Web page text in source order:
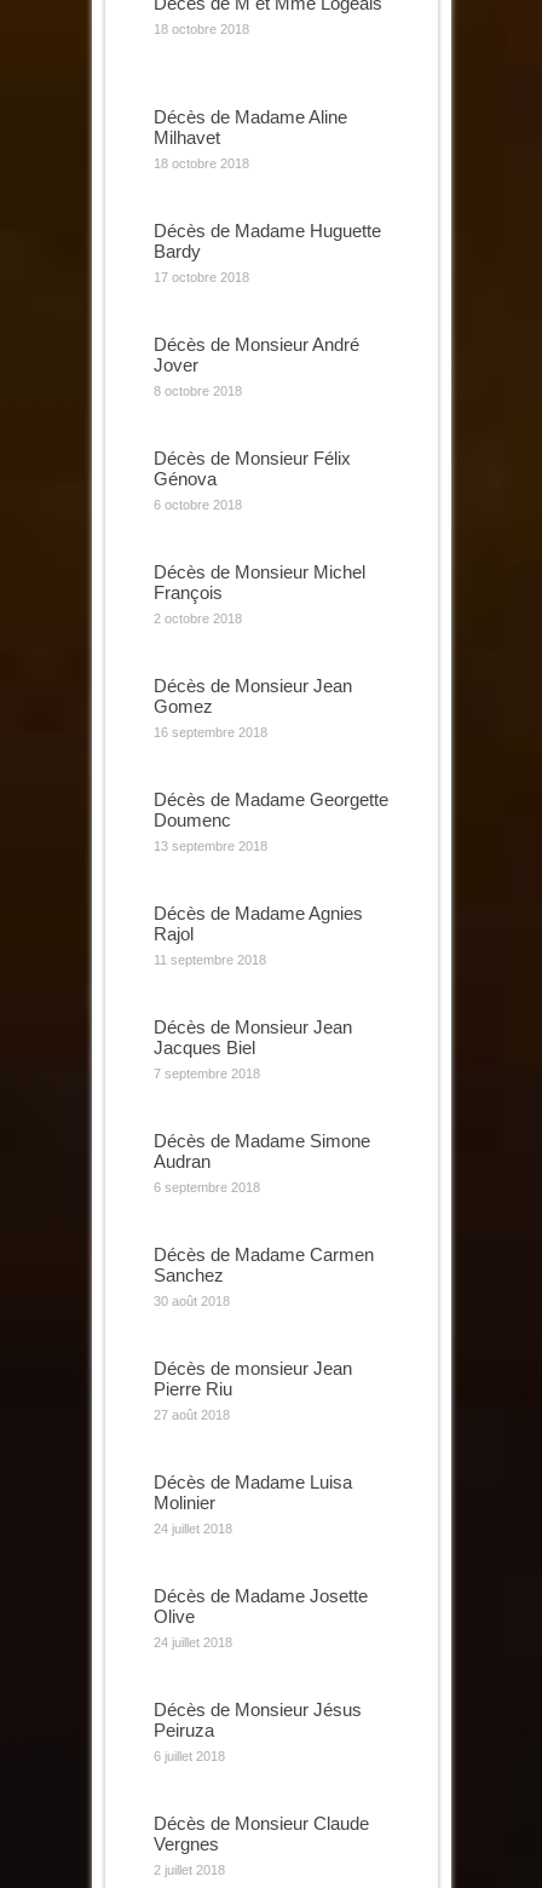
18 octobre 2018
Décès de Madame Aline
Milhavet
18 octobre 2018
Décès de Madame Huguette
Bardy
17 octobre 2018
Décès de Monsieur André
Jover
8 octobre 2018
Décès de Monsieur Félix
Génova
6 octobre 2018
Décès de Monsieur Michel
François
2 octobre 2018
Décès de Monsieur Jean
Gomez
16 septembre 2018
Décès de Madame Georgette
Doumenc
13 septembre 2018
Décès de Madame Agnies
Rajol
11 septembre 2018
Décès de Monsieur Jean
Jacques Biel
7 septembre 2018
Décès de Madame Simone
Audran
6 septembre 2018
Décès de Madame Carmen
Sanchez
30 août 2018
Décès de monsieur Jean
Pierre Riu
27 août 2018
Décès de Madame Luisa
Molinier
24 juillet 2018
Décès de Madame Josette
Olive
24 juillet 2018
Décès de Monsieur Jésus
Peiruza
6 juillet 2018
Décès de Monsieur Claude
Vergnes
2 juillet 2018